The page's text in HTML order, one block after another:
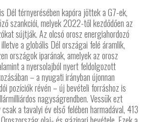
Dél térnyerésében kapóra jöttek a G7-ek,
szankciói, melyek 2022-től kezdődően az
sújtják. Az olcsó orosz energiahordozó
a globális Dél országai felé áramlik,
országok iparának, amelyek az orosz
a nyersolajból nyert feldolgozott
– a nyugati irányban újonnan
pozíciók révén – új bevételi forráshoz is
nagyságrendben. Vessük ezt
a tavalyi év első felében harmadával, 413